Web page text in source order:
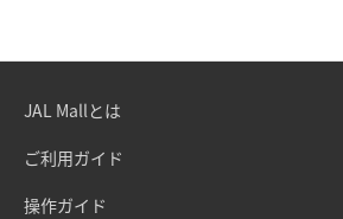
JAL Mallとは
ご利用ガイド
操作ガイド